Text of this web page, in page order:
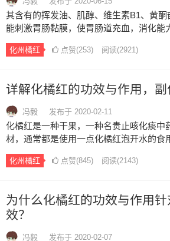
等，这都有明显治疗作用，在治疗时可以把
它与沉香和黄芪以及大黄等中药材，搭配
一起服用，这种方法对人类的习惯性便秘
有明显治疗作用。…
其含有的挥发油、肌醇、维生素B1、黄酮
能刺激胃肠黏膜，使胃肠道充血，消化能
增强，能有效地治疗吃寒凉食物过多而引起
的腹胀、腹痛、腹泻、呕吐等。化橘红果富
泌，有助于消化。…
化州橘红 点赞(253) 阅读(2921)
详解化橘红的功效与作用，副
冯毅 发布于 2020-02-11
化橘红是一种干果，一种名贵止咳化痰中
材，通常都是使用一点化橘红泡开水的食
方法，它的功效有很多，其中最为知名的就
是止咳化痰抗炎，对于寒咳、干咳、支气管
化州橘红 点赞(845) 阅读(2143)
为什么化橘红的功效与作用
效？
冯毅 发布于 2020-02-07